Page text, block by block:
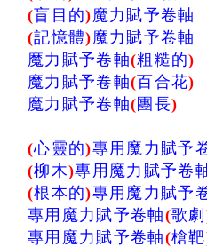
(盲目的)魔力賦予卷軸
(記憶體)魔力賦予卷軸
魔力賦予卷軸(粗糙的)
魔力賦予卷軸(百合花)
魔力賦予卷軸( 團長)
(心靈的)專用魔力賦予
(柳木)專用魔力賦予卷
(根本的)專用魔力賦予
專用魔力賦予卷軸(歌劇
專用魔力賦予卷軸(槍靶